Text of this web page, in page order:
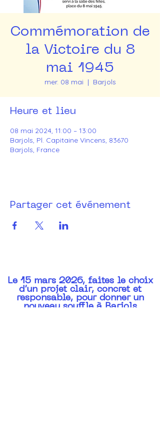
Commémoration de
la Victoire du 8
mai 1945
mer. 08 mai
  |
Barjols
Heure et lieu
08 mai 2024, 11:00 – 13:00
Barjols, Pl. Capitaine Vincens, 83670
Barjols, France
Partager cet événement
Le 15 mars 2026, faites le choix
d’un projet clair, concret et
responsable, pour donner un
nouveau souffle à Barjols